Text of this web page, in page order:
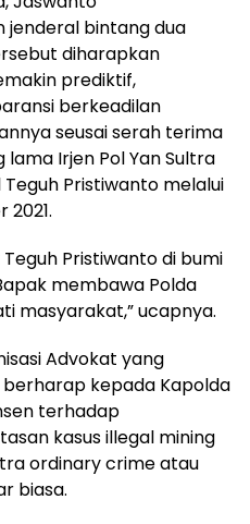
jenderal bintang dua
diharapkan
prediktif,
berkeadilan
seusai serah terima
Irjen Pol Yan Sultra
Pristiwanto melalui
2021.
Pristiwanto di bumi
membawa Polda
masyarakat,” ucapnya.
Advokat yang
berharap kepada Kapolda
terhadap
kasus illegal mining
ordinary crime atau
biasa.